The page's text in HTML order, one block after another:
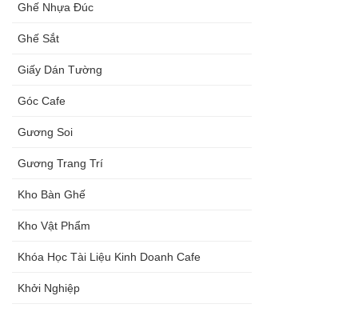
Ghế Nhựa Đúc
Ghế Sắt
Giấy Dán Tường
Góc Cafe
Gương Soi
Gương Trang Trí
Kho Bàn Ghế
Kho Vật Phẩm
Khóa Học Tài Liệu Kinh Doanh Cafe
Khởi Nghiệp